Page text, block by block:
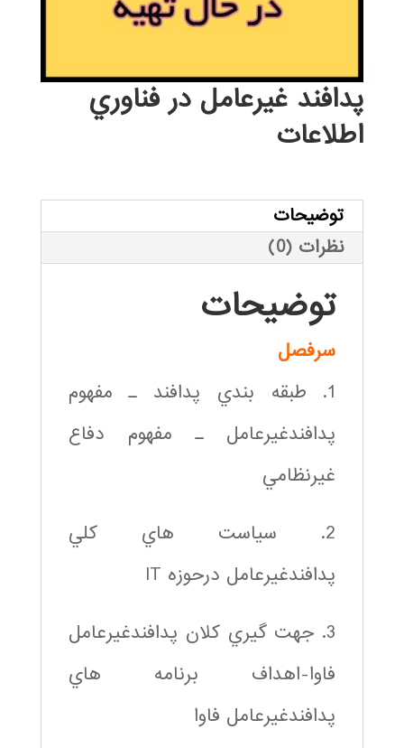
پدافند غيرعامل در فناوري
اطلاعات
توضیحات
نظرات (0)
توضیحات
سرفصل
1. طبقه بندي پدافند ـ مفهوم
پدافندغيرعامل ـ مفهوم دفاع
غيرنظامي
2. سياست هاي كلي
پدافندغيرعامل درحوزه IT
3. جهت گيري كلان پدافندغيرعامل
فاوا-اهداف برنامه هاي
پدافندغيرعامل فاوا